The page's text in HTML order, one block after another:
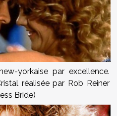
yorkaise par excellence.
réalisée par Rob Reiner
Bride)